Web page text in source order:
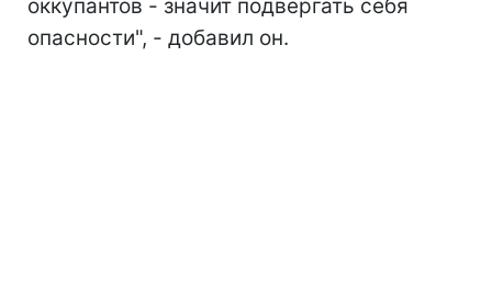
оккупантов - значит подвергать себя
опасности", - добавил он.